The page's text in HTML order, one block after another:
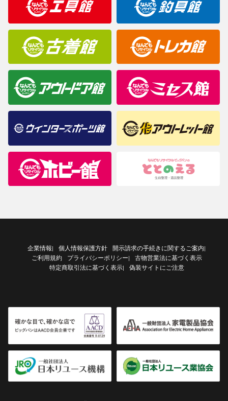
商品について
企業情報| 個人情報保護方針 開示請求の手続きに関するご案内|
ご利用規約 プライバシーポリシー|
古物営業法に基づく表示
特定商取引法に基づく表示| 偽装サイトにご注意